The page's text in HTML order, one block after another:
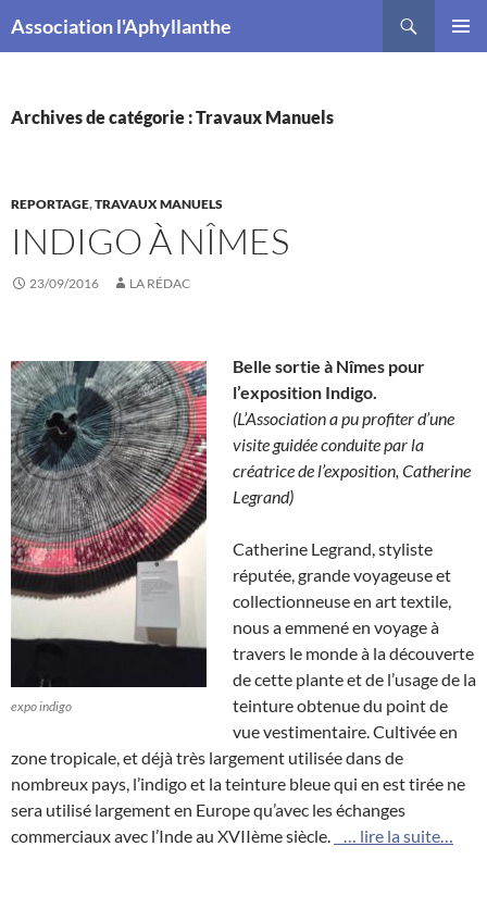
Association l'Aphyllanthe
Archives de catégorie : Travaux Manuels
REPORTAGE,TRAVAUX MANUELS
INDIGO À NÎMES
23/09/2016 LA RÉDAC
expo indigo
Belle sortie à Nîmes pour
l’exposition Indigo.
(L’Association a pu profiter d’une
visite guidée conduite par la
créatrice de l’exposition, Catherine
Legrand)
Catherine Legrand, styliste
réputée, grande voyageuse et
collectionneuse en art textile,
nous a emmené en voyage à
travers le monde à la découverte
de cette plante et de l’usage de la
teinture obtenue du point de
vue vestimentaire. Cultivée en
zone tropicale, et déjà très largement utilisée dans de
nombreux pays, l’indigo et la teinture bleue qui en est tirée ne
sera utilisé largement en Europe qu’avec les échanges
commerciaux avec l’Inde au XVIIème siècle.
… lire la suite…